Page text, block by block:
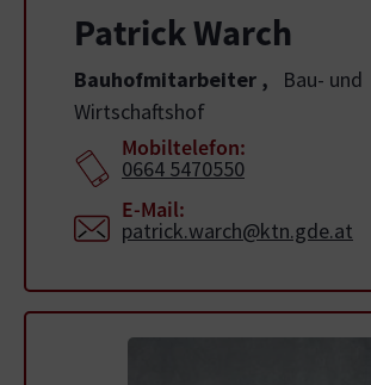
Patrick Warch
Bauhofmitarbeiter ,
Bau- und
Wirtschaftshof
Mobiltelefon:
0664 5470550
E-Mail:
patrick.warch@ktn.gde.at